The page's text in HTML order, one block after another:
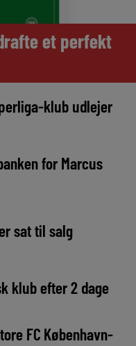
et perfekt
klub udlejer
for Marcus
sat til salg
klub efter 2 dage
FC København-